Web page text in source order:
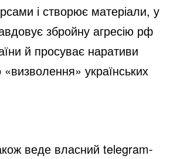
і створює матеріали, у
збройну агресію рф
й просуває наративи
«визволення» українських
веде власний telegram-